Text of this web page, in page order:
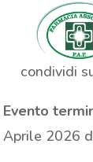
Home» Evento
condividi
Evento
Aprile 2026